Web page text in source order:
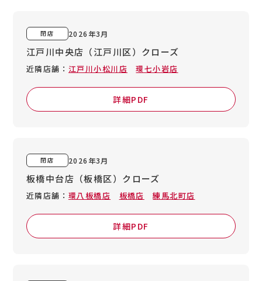
閉店 2026年3月
江戸川中央店（江戸川区） クローズ
近隣店舗： 江戸川小松川店 環七小岩店
詳細PDF
閉店 2026年3月
板橋中台店（板橋区） クローズ
近隣店舗： 環八板橋店 板橋店 練馬北町店
詳細PDF